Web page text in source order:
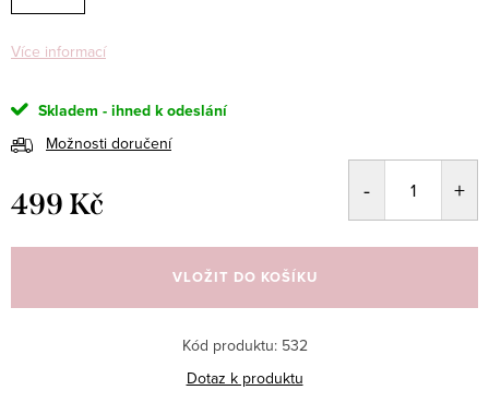
Více informací
Skladem - ihned k odeslání
Možnosti doručení
499 Kč
cena:
VLOŽIT DO KOŠÍKU
Kód produktu: 532
Dotaz k produktu